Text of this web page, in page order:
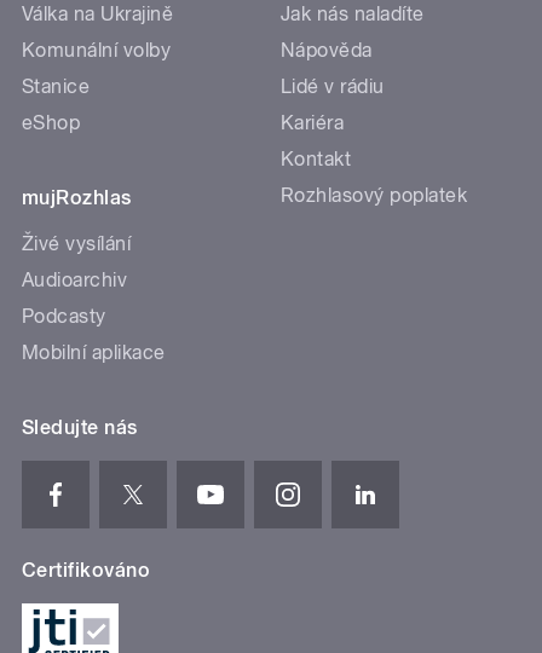
Válka na Ukrajině
Komunální volby
Stanice
eShop
mujRozhlas
Živé vysílání
Audioarchiv
Podcasty
Mobilní aplikace
Jak nás naladíte
Nápověda
Lidé v rádiu
Kariéra
Kontakt
Rozhlasový poplatek
Sledujte nás
Certifikováno